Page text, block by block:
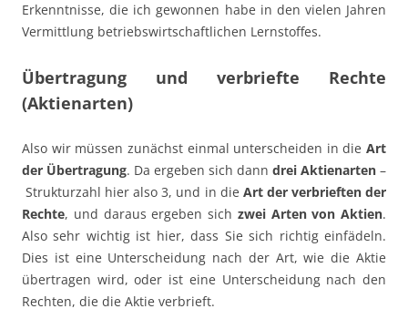
Erkenntnisse, die ich gewonnen habe in den vielen Jahren
Vermittlung betriebswirtschaftlichen Lernstoffes.
Übertragung und verbriefte Rechte
(Aktienarten)
Also wir müssen zunächst einmal unterscheiden in die Art
der Übertragung. Da ergeben sich dann drei Aktienarten –
Strukturzahl hier also 3, und in die Art der verbrieften der
Rechte, und daraus ergeben sich zwei Arten von Aktien.
Also sehr wichtig ist hier, dass Sie sich richtig einfädeln.
Dies ist eine Unterscheidung nach der Art, wie die Aktie
übertragen wird, oder ist eine Unterscheidung nach den
Rechten, die die Aktie verbrieft.